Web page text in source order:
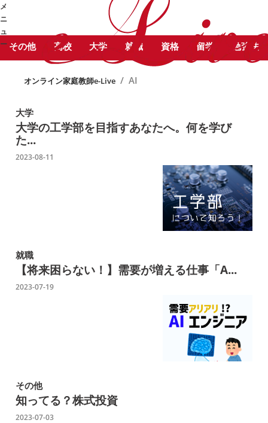
メ
ニ
ュ
ー
STUDY COLUMN
強コラム
AI に関する記事をピックアップ
しています。
その他
高校 大学 就職 資格 留学 勉強法
オンライン家庭教師e-Live / AI
大学
大学の工学部を目指すあなたへ。何を学び
た...
2023-08-11
就職
【将来困らない！】需要が増える仕事「A...
2023-07-19
その他
知ってる？株式投資
2023-07-03